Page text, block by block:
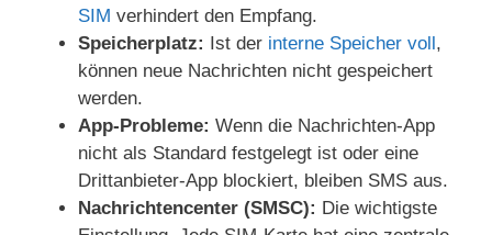
SIM verhindert den Empfang.
Speicherplatz:
Ist der interne Speicher voll ,
können neue Nachrichten nicht gespeichert
werden.
App‑Probleme: Wenn die Nachrichten‑App
nicht als Standard festgelegt ist oder eine
Drittanbieter‑App blockiert, bleiben SMS aus.
Nachrichtencenter (SMSC): Die wichtigste